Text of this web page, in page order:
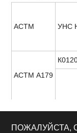
АСТМ УНС
АСТМ А179
ПОЖАЛУЙСТА,